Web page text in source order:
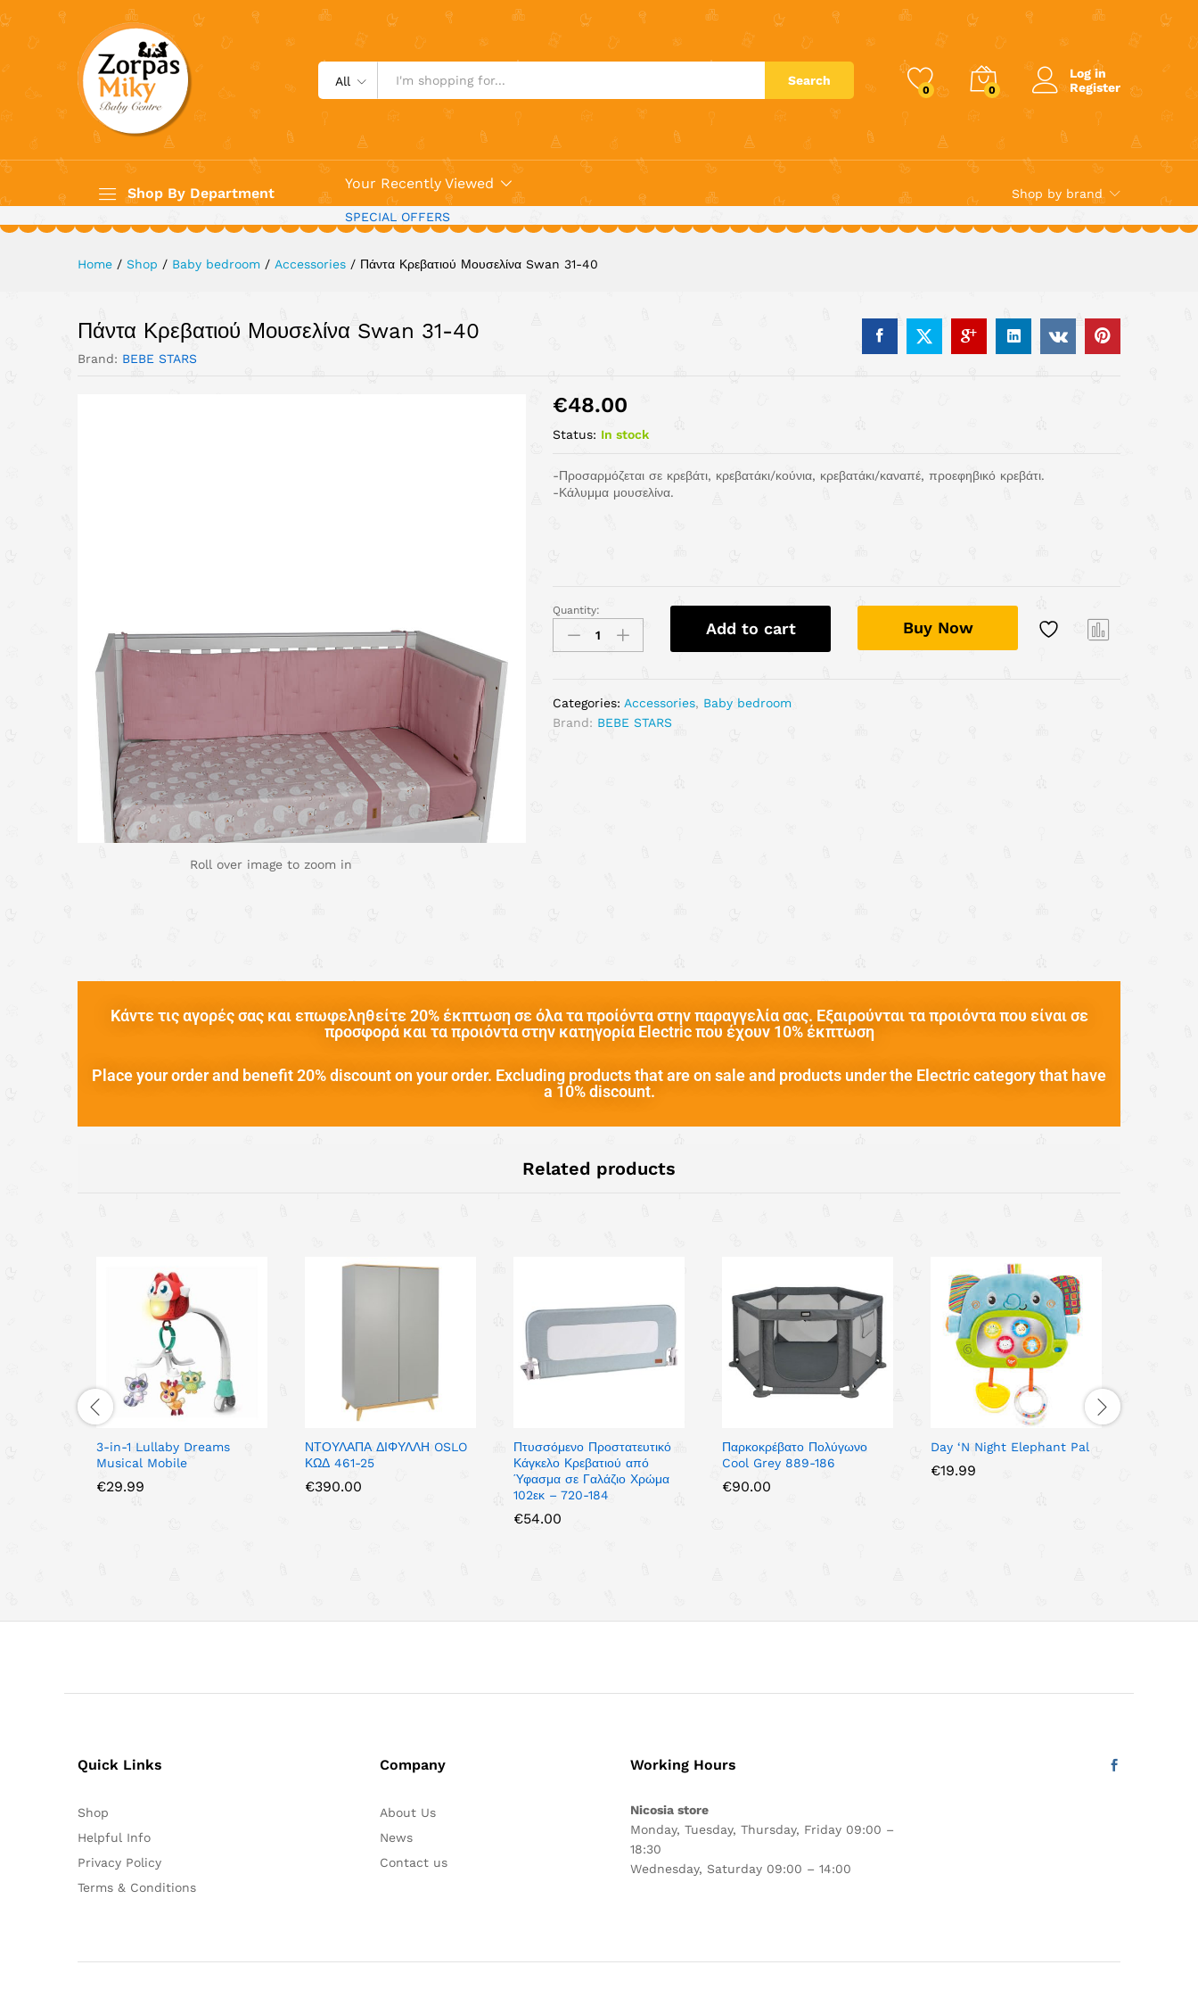
All Search
0 0
Log in
Register
Shop By Department
Your Recently Viewed
SPECIAL OFFERS
Shop by brand
Home / Shop / Baby bedroom / Accessories / Πάντα Κρεβατιού Μουσελίνα Swan 31-40
Πάντα Κρεβατιού Μουσελίνα Swan 31-40
Brand: BEBE STARS
Roll over image to zoom in
€48.00
Status: In stock
-Προσαρμόζεται σε κρεβάτι, κρεβατάκι/κούνια, κρεβατάκι/καναπέ, προεφηβικό κρεβάτι.
-Κάλυμμα μουσελίνα.
Quantity:
Add to cart Buy Now
Categories: Accessories, Baby bedroom
Brand: BEBE STARS
Κάντε τις αγορές σας και επωφεληθείτε 20% έκπτωση σε όλα τα προίόντα στην παραγγελία σας. Εξαιρούνται τα προιόντα που είναι σε
προσφορά και τα προιόντα στην κατηγορία Electric που έχουν 10% έκπτωση
Place your order and benefit 20% discount on your order. Excluding products that are on sale and products under the Electric category that have
a 10% discount.
Related products
3-in-1 Lullaby Dreams
Musical Mobile
€29.99
ΝΤΟΥΛΑΠΑ ΔΙΦΥΛΛΗ OSLO
ΚΩΔ 461-25
€390.00
Πτυσσόμενο Προστατευτικό
Κάγκελο Κρεβατιού από
Ύφασμα σε Γαλάζιο Χρώμα
102εκ – 720-184
€54.00
Παρκοκρέβατο Πολύγωνο
Cool Grey 889-186
€90.00
Day ‘N Night Elephant Pal
€19.99
Quick Links
Shop
Helpful Info
Privacy Policy
Terms & Conditions
Company
About Us
News
Contact us
Working Hours
Nicosia store
Monday, Tuesday, Thursday, Friday 09:00 –
18:30
Wednesday, Saturday 09:00 – 14:00
Πάντα Κρεβατιού Μουσελίνα Swan 31-40 € 48.00 Add to cart